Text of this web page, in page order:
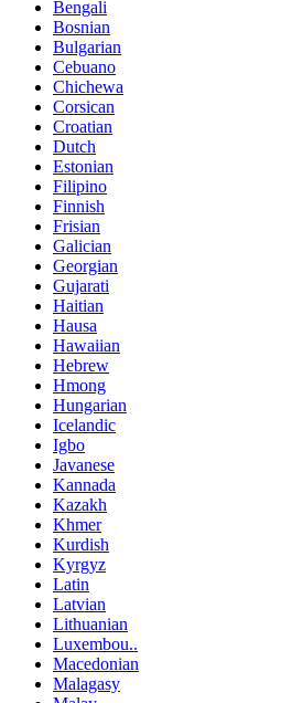
Bengali
Bosnian
Bulgarian
Cebuano
Chichewa
Corsican
Croatian
Dutch
Estonian
Filipino
Finnish
Frisian
Galician
Georgian
Gujarati
Haitian
Hausa
Hawaiian
Hebrew
Hmong
Hungarian
Icelandic
Igbo
Javanese
Kannada
Kazakh
Khmer
Kurdish
Kyrgyz
Latin
Latvian
Lithuanian
Luxembou..
Macedonian
Malagasy